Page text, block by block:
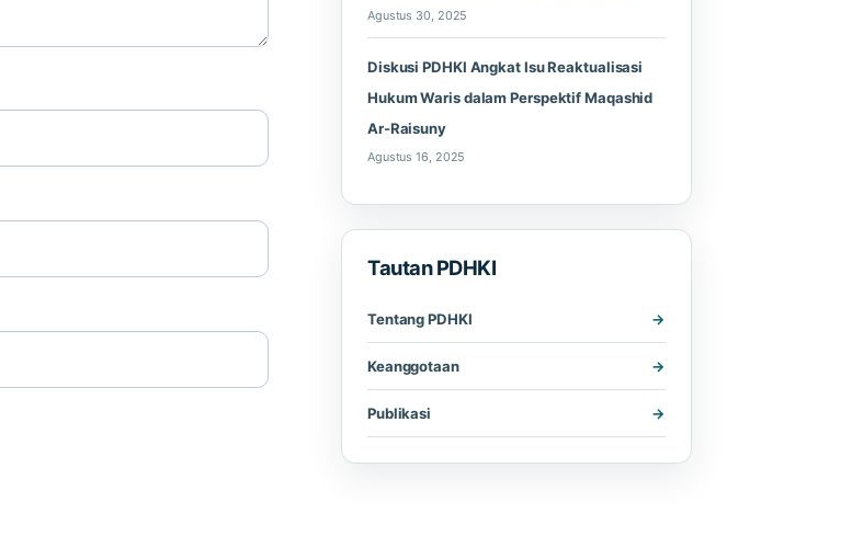
Agustus 30, 2025
Diskusi PDHKI Angkat Isu Reaktualisasi
Hukum Waris dalam Perspektif Maqashid
Ar-Raisuny
Agustus 16, 2025
Tautan PDHKI
Tentang PDHKI
Keanggotaan
Publikasi